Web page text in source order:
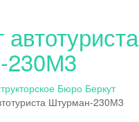
230М3
Бюро Беркут
Штурман-230М3